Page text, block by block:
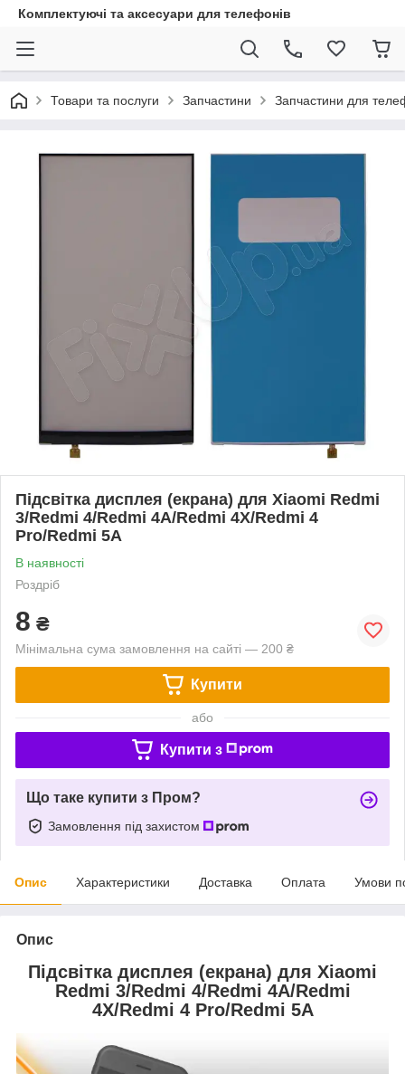
Комплектуючі та аксесуари для телефонів
Товари та послуги Запчастини Запчастини для
Підсвітка дисплея (екрана) для Xiaomi Redmi
3/Redmi 4/Redmi 4A/Redmi 4X/Redmi 4
Pro/Redmi 5A
В наявності
Роздріб
8 ₴
Мінімальна сума замовлення на сайті — 200 ₴
Купити
або
Купити з
Що таке купити з Пром?
Замовлення під захистом
Опис Характеристики Доставка Оплата Умови
Опис
Підсвітка дисплея (екрана) для Xiaomi
Redmi 3/Redmi 4/Redmi 4A/Redmi
4X/Redmi 4 Pro/Redmi 5A